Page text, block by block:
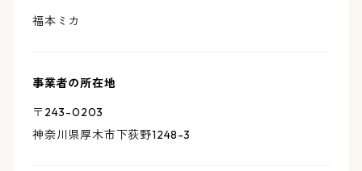
福本ミカ
事業者の所在地
〒243-0203
神奈川県厚木市下荻野1248-3